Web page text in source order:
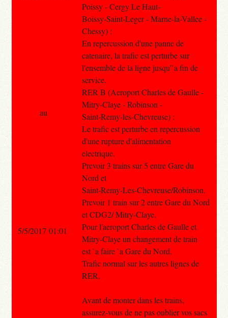
Poissy - Cergy Le Haut-
Boissy-Saint-Leger - Marne-la-Vallee -
Chessy) :
En repercussion d'une panne de
catenaire, la trafic est perturbe sur
l'ensemble de la ligne jusqu'`a fin de
service.
RER B (Aeroport Charles de Gaulle -
Mitry-Claye - Robinson -
Saint-Remy-les-Chevreuse) :
Le trafic est perturbe en repercussion
d'une rupture d'alimentation
electrique.
Prevoir 3 trains sur 5 entre Gare du
Nord et
Saint-Remy-Les-Chevreuse/Robinson.
Prevoir 1 train sur 2 entre Gare du Nord
et CDG2/ Mitry-Claye.
Pour l'aeroport Charles de Gaulle et
Mitry-Claye un changement de train
est `a faire `a Gare du Nord.
Trafic normal sur les autres lignes de
RER.
Avant de monter dans les trains,
assurez-vous de ne pas oublier vos sacs
au
5/5/2017 01:01